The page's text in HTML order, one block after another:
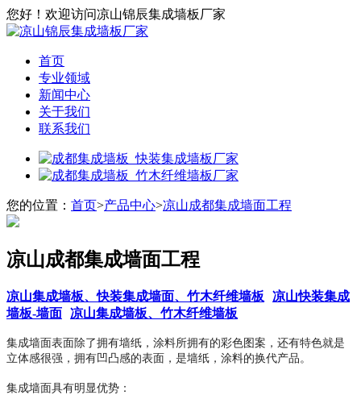
您好！欢迎访问凉山锦辰集成墙板厂家
首页
专业领域
新闻中心
关于我们
联系我们
您的位置： 首页>产品中心>凉山成都集成墙面工程
凉山成都集成墙面工程
凉山集成墙板、快装集成墙面、竹木纤维墙板
凉山快装集成
墙板-墙面 凉山集成墙板、竹木纤维墙板
集成墙面表面除了拥有墙纸，涂料所拥有的彩色图案，还有特色就是
立体感很强，拥有凹凸感的表面，是墙纸，涂料的换代产品。
集成墙面具有明显优势：